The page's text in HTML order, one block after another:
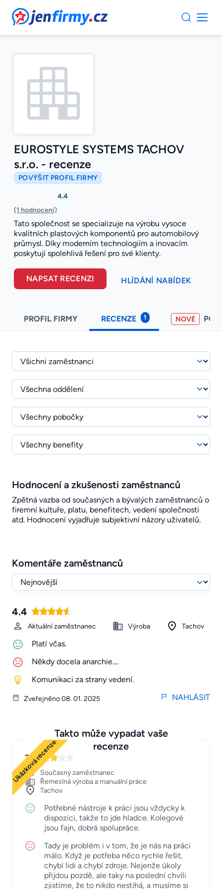
JenFirmy.cz
EUROSTYLE SYSTEMS TACHOV
s.r.o. - recenze
POVÝŠIT PROFIL FIRMY
4.4
(1 hodnocení)
Tato společnost se specializuje na výrobu vysoce
kvalitních plastových komponentů pro automobilový
průmysl. Díky moderním technologiím a inovacím
poskytují spolehlivá řešení pro své klienty.
NAPSAT RECENZI HLÍDÁNÍ NABÍDEK
PROFIL FIRMY RECENZE 1 NOVÉ
Hodnocení a zkušenosti zaměstnanců
Zpětná vazba od současných a bývalých zaměstnanců o
firemní kultuře, platu, benefitech, vedení společnosti
atd. Hodnocení vyjadřuje subjektivní názory uživatelů.
Komentáře zaměstnanců
4.4
Aktuální zaměstnanec Výroba Tachov
Platí včas.
Někdy docela anarchie....
Komunikaci za strany vedení.
Zveřejněno 08. 01. 2025 NAHLÁSIT
Takto může vypadat vaše
recenze
Ukázková recenze
3
Současný zaměstnanec
Řemeslná výroba a manuální práce
Tachov
Potřebné nástroje k práci jsou vždycky k
dispozici, takže to jde hladce. Kolegové
jsou fajn, dobrá spolupráce.
Tady je problém i v tom, že je nás na práci
málo. Když je potřeba něco rychle řešit,
chybí lidi a chybí zdroje. Nejenže úkoly
přijdou pozdě, ale taky na poslední chvíli
zjistíme, že to nikdo nestíhá, a musíme si